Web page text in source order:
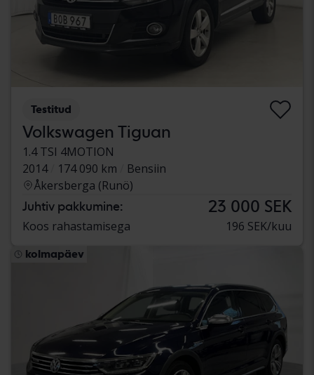
Testitud
Volkswagen Tiguan
1.4 TSI 4MOTION
2014
174 090 km
Bensiin
Åkersberga (Runö)
Juhtiv pakkumine: 23 000 SEK
Koos rahastamisega 196 SEK/kuu
kolmapäev